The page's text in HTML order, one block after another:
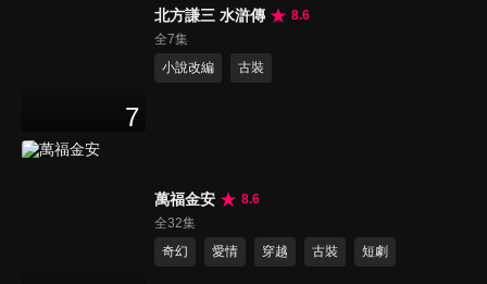
7
北方謙三 水滸傳
8.6
全7集
小說改編
古裝
萬福金安
8.6
全32集
奇幻
愛情 穿越 古裝 短劇